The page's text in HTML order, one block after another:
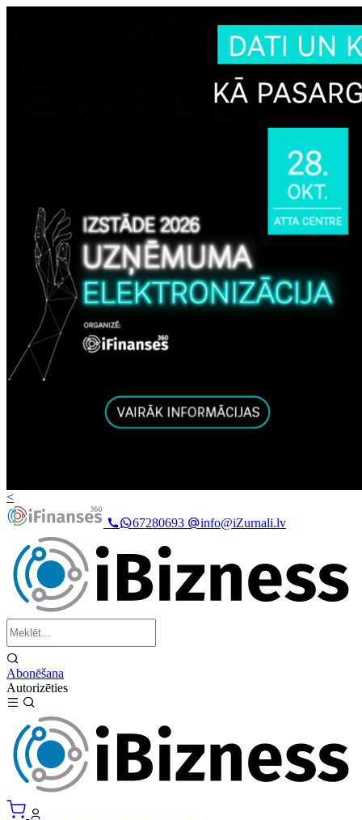
<
67280693
info@iZurnali.lv
Abonēšana
Autorizēties